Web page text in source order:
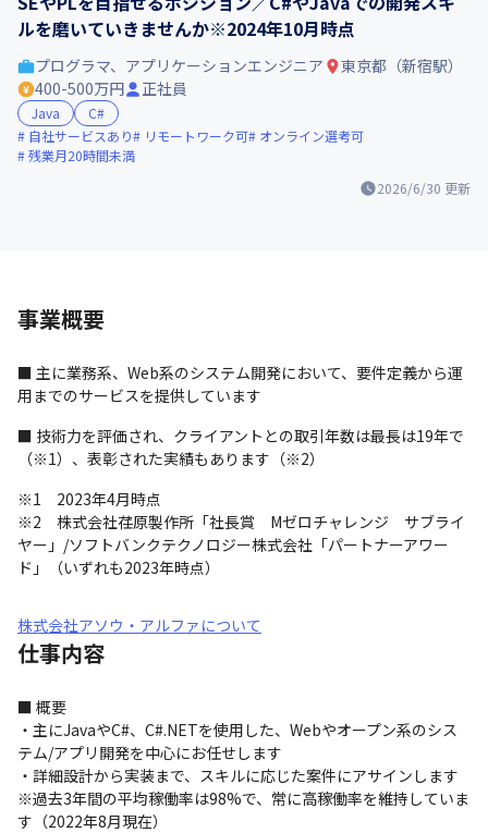
ルを磨いていきませんか※2024年10月時点
2026/6/30 更新
プログラマ、アプリケーションエンジニア
東京都（新宿駅）
400-500万円
正社員
Java
C#
自社サービスあり
リモートワーク可
オンライン選考可
残業月20時間未満
事業概要
■ 主に業務系、Web系のシステム開発において、要件定義から運
用までのサービスを提供しています
■ 技術力を評価され、クライアントとの取引年数は最長は19年で
（※1）、表彰された実績もあります（※2）
※1　2023年4月時点
※2　株式会社荏原製作所「社長賞　Mゼロチャレンジ　サブライ
ヤー」/ソフトバンクテクノロジー株式会社「パートナーアワー
ド」（いずれも2023年時点）
株式会社アソウ・アルファについて
仕事内容
■ 概要
・主にJavaやC#、C#.NETを使用した、Webやオープン系のシス
テム/アプリ開発を中心にお任せします
・詳細設計から実装まで、スキルに応じた案件にアサインします
※過去3年間の平均稼働率は98%で、常に高稼働率を維持していま
す（2022年8月現在）